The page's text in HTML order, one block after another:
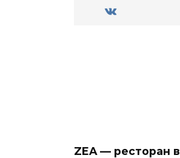
ZEA — ресторан в